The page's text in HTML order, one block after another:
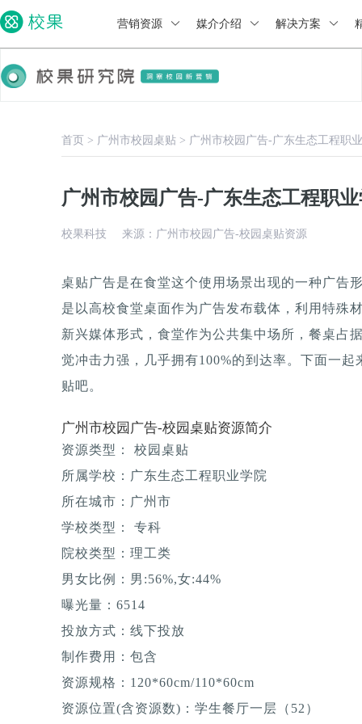
营销资源 媒介介绍 解决方案
首页 > 广州市校园桌贴 > 广州市校园广告-广东生态工程职
广州市校园广告-广东生态工程职
校果科技 来源：广州市校园广告-校园桌贴资源
桌贴广告是在食堂这个使用场景出现的一种广告
是以高校食堂桌面作为广告发布载体，利用特殊
新兴媒体形式，食堂作为公共集中场所，餐桌占
觉冲击力强，几乎拥有100%的到达率。下面一
贴吧。
广州市校园广告-校园桌贴资源简介
资源类型： 校园桌贴
所属学校：广东生态工程职业学院
所在城市：广州市
学校类型： 专科
院校类型：理工类
男女比例：男:56%,女:44%
曝光量：6514
投放方式：线下投放
制作费用：包含
资源规格：120*60cm/110*60cm
资源位置(含资源数)：学生餐厅一层（52）